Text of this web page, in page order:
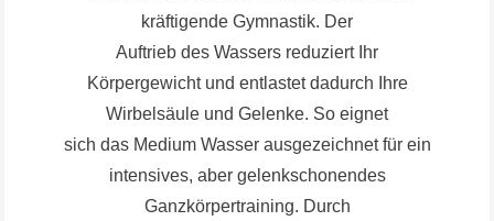
kräftigende Gymnastik. Der
Auftrieb des Wassers reduziert Ihr
Körpergewicht und entlastet dadurch Ihre
Wirbelsäule und Gelenke. So eignet
sich das Medium Wasser ausgezeichnet für ein
intensives, aber gelenkschonendes
Ganzkörpertraining. Durch